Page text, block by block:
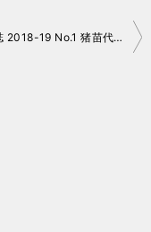
滑走日誌 2018-19 No.1 猪苗代オープン